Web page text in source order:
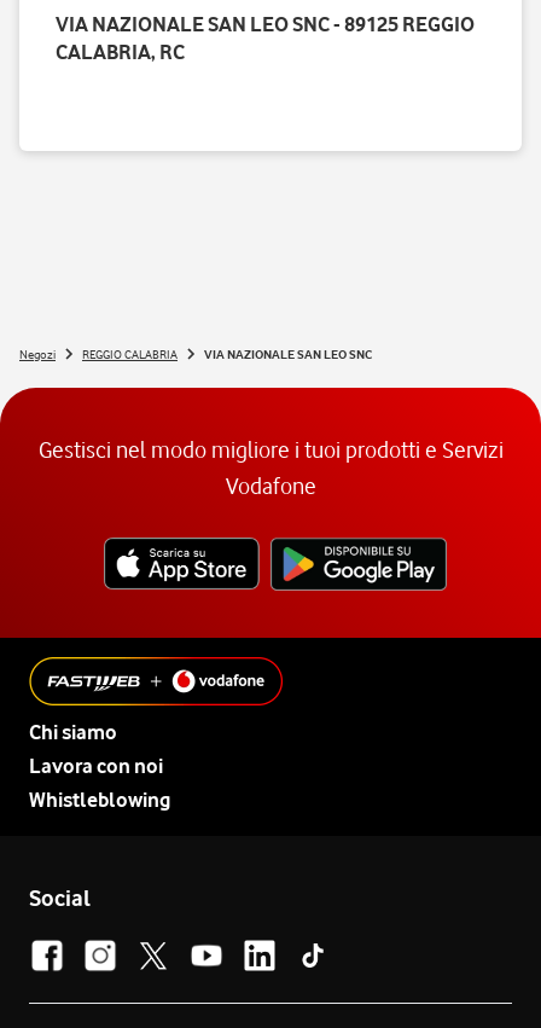
VIA NAZIONALE SAN LEO SNC - 89125 REGGIO
CALABRIA, RC
Negozi REGGIO CALABRIA VIA NAZIONALE SAN LEO SNC
Gestisci nel modo migliore i tuoi prodotti e Servizi
Vodafone
Chi siamo
Lavora con noi
Whistleblowing
Social